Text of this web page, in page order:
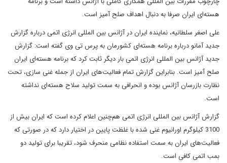
هسته‌ای ایران صرفا به دنبال اهداف صلح آمیز است.
علی اصغر سلطانیه، نماینده ایران در آژانس بین المللی انرژی اتمی درباره گزارش
جدید آمانو درباره برنامه هسته‌ای کشورمان به پرس تی وی گفته است: گزارش
جدید آژانس بین المللی انرژی اتمی بار دیگر ثابت کرد که برنامه هسته‌ای ایران
صلح آمیز است. بنابراین گزارش تمام فعالیت‌های ایران از جمله غنی سازی، تحت
نظارت بازرسان آژانس بوده و انحرافی به سمت تولید سلاح هسته‌ای نداشته
است.
گزارش آژانس بین المللی انرژی اتمی هم‌چنین اعلام کرده است که ایران بیش از
3100 کیلوگرم اورانیوم غنی شده با غلظت پایین در اختیار دارد که در صورتی که
فعالیت‌های ایران به سمت استفاده نظامی منحرف شود، تقریبا برای تولید دو
بمب اتمی کافی است.